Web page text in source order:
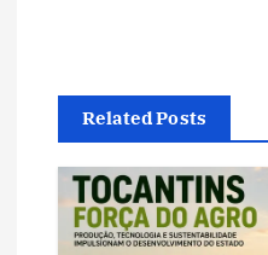
o
d
e
Related Posts